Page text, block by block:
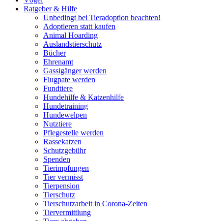
Ratgeber & Hilfe
Unbedingt bei Tieradoption beachten!
Adoptieren statt kaufen
Animal Hoarding
Auslandstierschutz
Bücher
Ehrenamt
Gassigänger werden
Flugpate werden
Fundtiere
Hundehilfe & Katzenhilfe
Hundetraining
Hundewelpen
Nutztiere
Pflegestelle werden
Rassekatzen
Schutzgebühr
Spenden
Tierimpfungen
Tier vermisst
Tierpension
Tierschutz
Tierschutzarbeit in Corona-Zeiten
Tiervermittlung